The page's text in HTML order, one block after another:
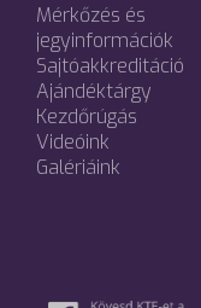
Mérkőzés és
jegyinformációk
Sajtóakkreditáció
Ajándéktárgy
Kezdőrúgás
Videóink
Galériáink